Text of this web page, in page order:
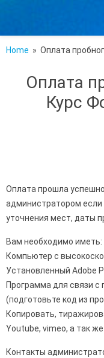
Home » Оплата
Оплата
Курс
Оплата прошла
администратором если
уточнения мест, даты
Вам необходимо иметь:
Компьютер с
Установленный Adobe
Программа для связи с
(подготовьте код из
Копировать,
Youtube, vimeo, а так
Контакты